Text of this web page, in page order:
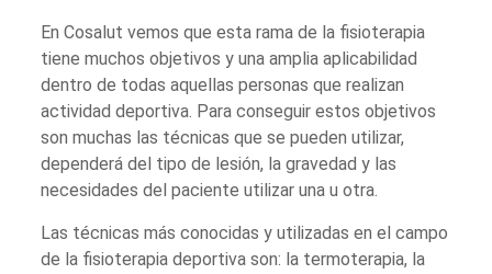
En Cosalut vemos que esta rama de la fisioterapia
tiene muchos objetivos y una amplia aplicabilidad
dentro de todas aquellas personas que realizan
actividad deportiva. Para conseguir estos objetivos
son muchas las técnicas que se pueden utilizar,
dependerá del tipo de lesión, la gravedad y las
necesidades del paciente utilizar una u otra.
Las técnicas más conocidas y utilizadas en el campo
de la fisioterapia deportiva son: la termoterapia, la